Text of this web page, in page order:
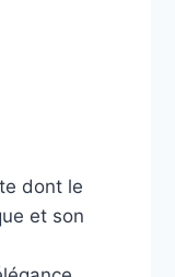
dont le
et son